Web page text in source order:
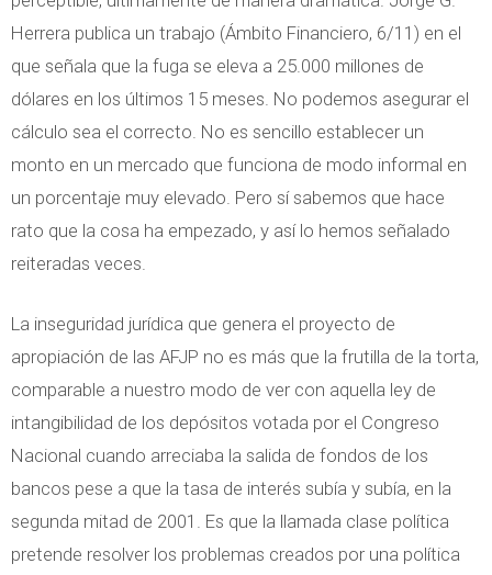
Herrera publica un trabajo (Ámbito Financiero, 6/11) en el
que señala que la fuga se eleva a 25.000 millones de
dólares en los últimos 15 meses. No podemos asegurar el
cálculo sea el correcto. No es sencillo establecer un
monto en un mercado que funciona de modo informal en
un porcentaje muy elevado. Pero sí sabemos que hace
rato que la cosa ha empezado, y así lo hemos señalado
reiteradas veces.
La inseguridad jurídica que genera el proyecto de
apropiación de las AFJP no es más que la frutilla de la torta,
comparable a nuestro modo de ver con aquella ley de
intangibilidad de los depósitos votada por el Congreso
Nacional cuando arreciaba la salida de fondos de los
bancos pese a que la tasa de interés subía y subía, en la
segunda mitad de 2001. Es que la llamada clase política
pretende resolver los problemas creados por una política